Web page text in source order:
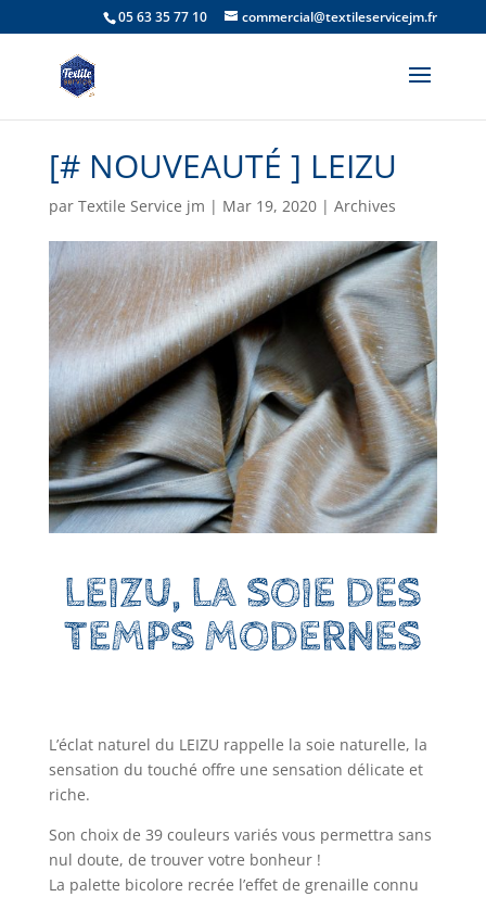
05 63 35 77 10 commercial@textileservicejm.fr
[# NOUVEAUTÉ ] LEIZU
par Textile Service jm | Mar 19, 2020| Archives
LEIZU, LA SOIE DES
TEMPS MODERNES
L’éclat naturel du LEIZU rappelle la soie naturelle, la
sensation du touché offre une sensation délicate et
riche.
Son choix de 39 couleurs variés vous permettra sans
nul doute, de trouver votre bonheur !
La palette bicolore recrée l’effet de grenaille connu